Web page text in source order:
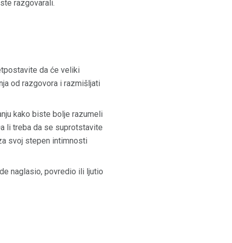
razgovarali.
da će veliki
od razgovora i razmišljati
kako biste bolje razumeli
li treba da se suprotstavite
svoj stepen intimnosti
naglasio, povredio ili ljutio